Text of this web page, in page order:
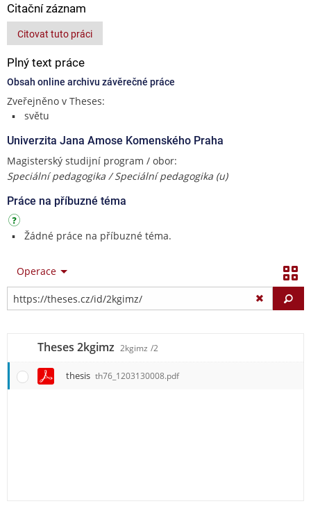
Citační záznam
Citovat tuto práci
Plný text práce
Obsah online archivu závěrečné práce
Zveřejněno v Theses:
světu
Univerzita Jana Amose Komenského Praha
Magisterský studijní program / obor:
Speciální pedagogika / Speciální pedagogika (u)
Práce na příbuzné téma
Žádné práce na příbuzné téma.
Operace
Theses 2kgimz 2kgimz /2
thesis th76_1203130008.pdf